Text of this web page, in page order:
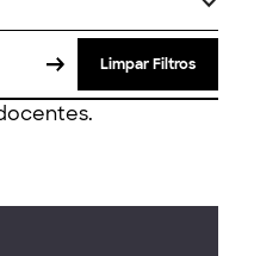
Limpar Filtros